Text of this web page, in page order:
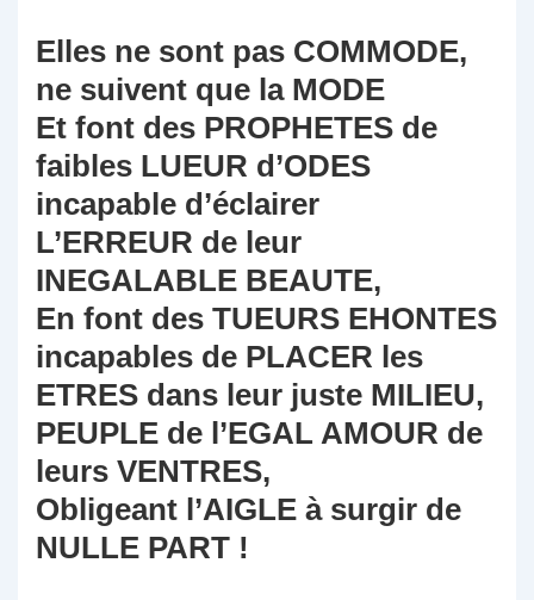
Elles ne sont pas COMMODE,
ne suivent que la MODE
Et font des PROPHETES de
faibles LUEUR d’ODES
incapable d’éclairer
L’ERREUR de leur
INEGALABLE BEAUTE,
En font des TUEURS EHONTES
incapables de PLACER les
ETRES dans leur juste MILIEU,
PEUPLE de l’EGAL AMOUR de
leurs VENTRES,
Obligeant l’AIGLE à surgir de
NULLE PART !